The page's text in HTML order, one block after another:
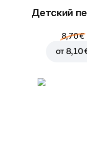
Детский
8,70 €
от 8,10